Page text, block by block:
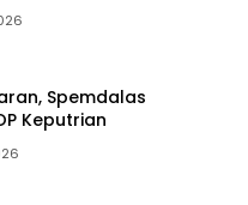
Spemdalas
Keputrian